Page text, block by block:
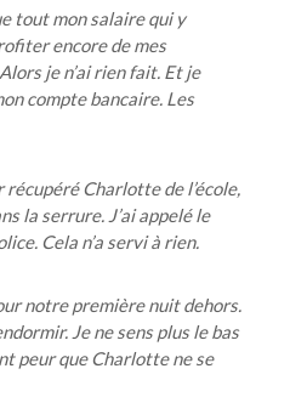
tout mon salaire qui y
encore de mes
je n’ai rien fait. Et je
compte bancaire. Les
Charlotte de l’école,
la serrure. J’ai appelé le
Cela n’a servi à rien.
notre première nuit dehors.
Je ne sens plus le bas
peur que Charlotte ne se